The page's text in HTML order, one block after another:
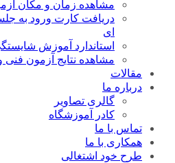
مشاهده زمان و مکان
دریافت کارت ورود به
ای
استاندارد آموزش
مشاهده نتایج آزمون
مقالات
درباره ما
گالری تصاویر
کادر آموزشگاه
تماس با ما
همکاری با ما
طرح خود اشتغالی